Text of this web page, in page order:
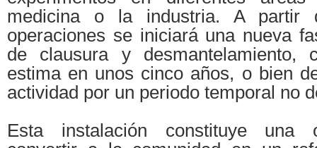
medicina o la industria. A partir
operaciones se iniciará una nueva
de clausura y desmantelamiento,
estima en unos cinco años, o bien
actividad por un periodo temporal no
Esta instalación constituye una